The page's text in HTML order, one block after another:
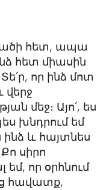
հետ, ապա
հետ միասին
որ ինձ մոտ
վերջ
մեջ։ Այո՛, ես
խնդրում եմ
ինձ և հայտնես
սիրո
որ օրհնում
հավատք,